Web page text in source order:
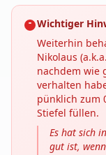
Wichtiger
Weiterhin
Nikolaus
nachdem wie
verhalten
pünklich zum
Stiefel füllen.
Es hat sich
gut ist,